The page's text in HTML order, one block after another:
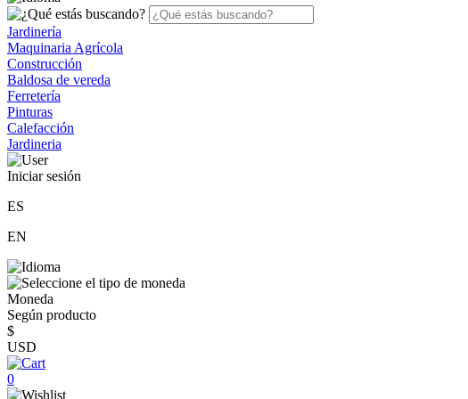
Jardinería
Maquinaria Agrícola
Construcción
Baldosa de vereda
Ferretería
Pinturas
Calefacción
Jardineria
Iniciar sesión
ES
EN
Moneda
Según producto
$
USD
0